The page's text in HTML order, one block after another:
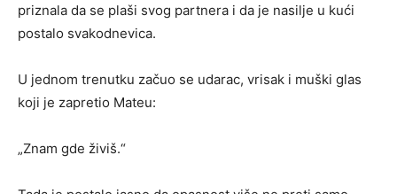
priznala da se plaši svog partnera i da je nasilje u kući
postalo svakodnevica.
U jednom trenutku začuo se udarac, vrisak i muški glas
koji je zapretio Mateu:
„Znam gde živiš.“